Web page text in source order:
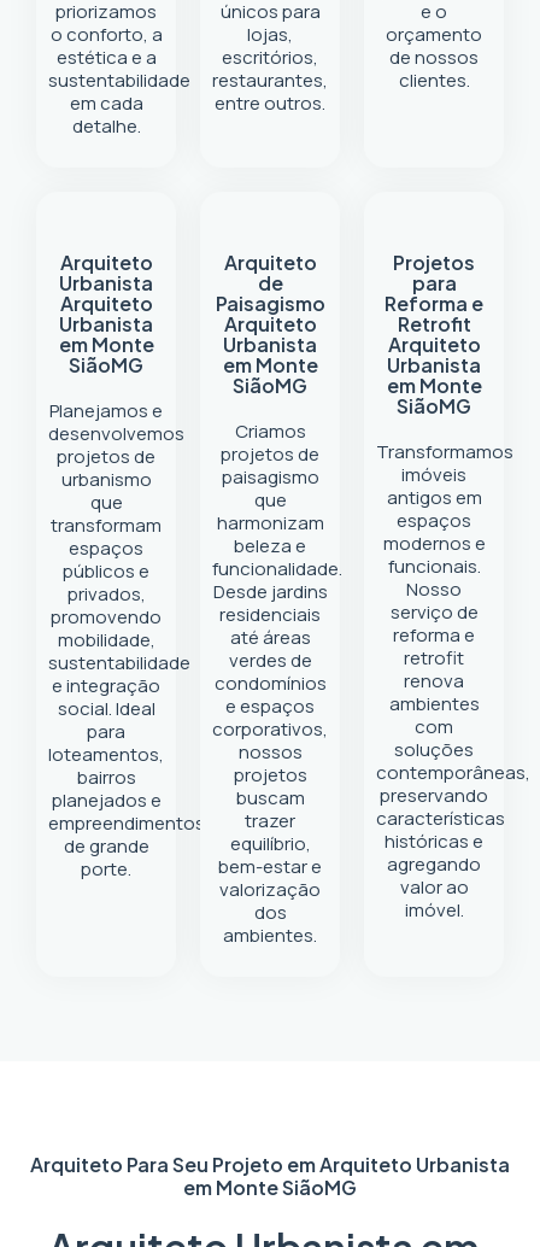
priorizamos
o conforto, a
estética e a
sustentabilidade
em cada
detalhe.
únicos para
lojas,
escritórios,
restaurantes,
entre outros.
e o
orçamento
de nossos
clientes.
Arquiteto
Urbanista
Arquiteto
Urbanista
em Monte
SiãoMG
Planejamos e
desenvolvemos
projetos de
urbanismo
que
transformam
espaços
públicos e
privados,
promovendo
mobilidade,
sustentabilidade
e integração
social. Ideal
para
loteamentos,
bairros
planejados e
empreendimentos
de grande
porte.
Arquiteto
de
Paisagismo
Arquiteto
Urbanista
em Monte
SiãoMG
Criamos
projetos de
paisagismo
que
harmonizam
beleza e
funcionalidade.
Desde jardins
residenciais
até áreas
verdes de
condomínios
e espaços
corporativos,
nossos
projetos
buscam
trazer
equilíbrio,
bem-estar e
valorização
dos
ambientes.
Projetos
para
Reforma e
Retrofit
Arquiteto
Urbanista
em Monte
SiãoMG
Transformamos
imóveis
antigos em
espaços
modernos e
funcionais.
Nosso
serviço de
reforma e
retrofit
renova
ambientes
com
soluções
contemporâneas,
preservando
características
históricas e
agregando
valor ao
imóvel.
Arquiteto Para Seu Projeto emArquiteto Urbanista
em Monte SiãoMG